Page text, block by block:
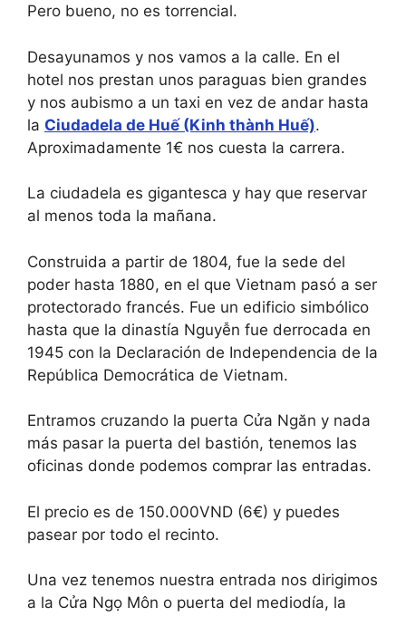
Pero bueno, no es torrencial.
Desayunamos y nos vamos a la calle. En el
hotel nos prestan unos paraguas bien grandes
y nos aubismo a un taxi en vez de andar hasta
la Ciudadela de Huế (Kinh thành Huế).
Aproximadamente 1€ nos cuesta la carrera.
La ciudadela es gigantesca y hay que reservar
al menos toda la mañana.
Construida a partir de 1804, fue la sede del
poder hasta 1880, en el que Vietnam pasó a ser
protectorado francés. Fue un edificio simbólico
hasta que la dinastía Nguyễn fue derrocada en
1945 con la Declaración de Independencia de la
República Democrática de Vietnam.
Entramos cruzando la puerta Cửa Ngăn y nada
más pasar la puerta del bastión, tenemos las
oficinas donde podemos comprar las entradas.
El precio es de 150.000VND (6€) y puedes
pasear por todo el recinto.
Una vez tenemos nuestra entrada nos dirigimos
a la Cửa Ngọ Môn o puerta del mediodía, la